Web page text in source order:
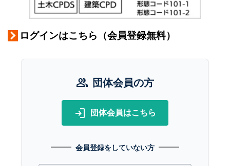
ログインはこちら（会員登録無料）
group 団体会員の方
login 団体会員はこちら
会員登録をしていない方